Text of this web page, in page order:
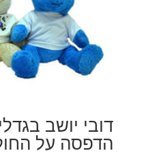
דובי יושב
הדפסה על